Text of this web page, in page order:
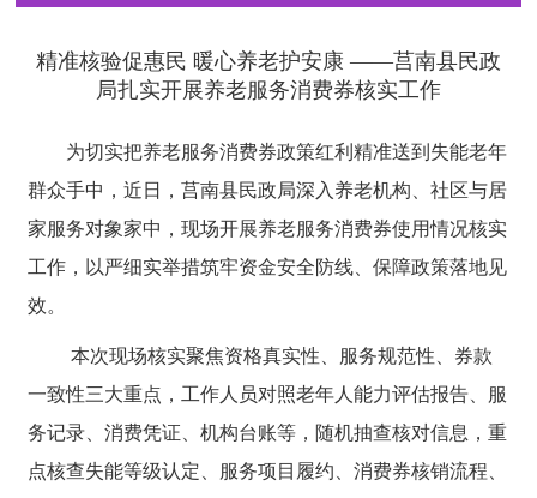
精准核验促惠民 暖心养老护安康 ——莒南县民政
局扎实开展养老服务消费券核实工作
为切实把养老服务消费券政策红利精准送到失能老年
群众手中，近日，莒南县民政局深入养老机构、社区与居
家服务对象家中，现场开展养老服务消费券使用情况核实
工作，以严细实举措筑牢资金安全防线、保障政策落地见
效。
本次现场核实聚焦资格真实性、服务规范性、券款
一致性三大重点，工作人员对照老年人能力评估报告、服
务记录、消费凭证、机构台账等，随机抽查核对信息，重
点核查失能等级认定、服务项目履约、消费券核销流程、